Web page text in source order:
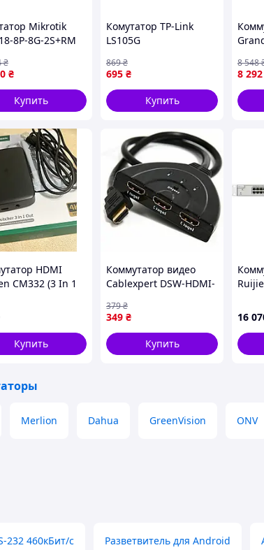
Mikrotik
8P-8G-2S+RM
₴
₴
Купить
Комутатор TP-Link
LS105G
695 ₴
869₴
Купить
8 292
8 548
HDMI
CM332 (3 In 1
ДУ (80125)
Купить
Коммутатор видео
Cablexpert DSW-HDMI-
349 ₴
379₴
Купить
16
Merlion Dahua GreenVision ONV
232 460кБит/с Разветвитель для Android